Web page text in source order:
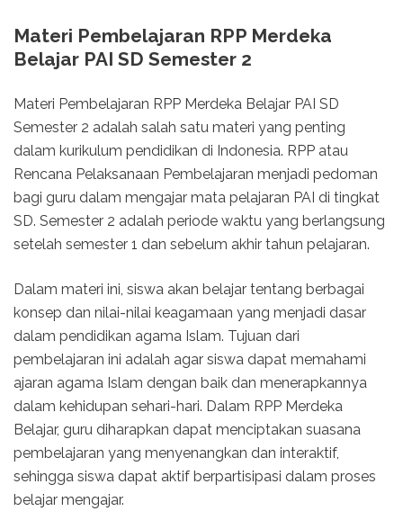
Materi Pembelajaran RPP Merdeka
Belajar PAI SD Semester 2
Materi Pembelajaran RPP Merdeka Belajar PAI SD
Semester 2 adalah salah satu materi yang penting
dalam kurikulum pendidikan di Indonesia. RPP atau
Rencana Pelaksanaan Pembelajaran menjadi pedoman
bagi guru dalam mengajar mata pelajaran PAI di tingkat
SD. Semester 2 adalah periode waktu yang berlangsung
setelah semester 1 dan sebelum akhir tahun pelajaran.
Dalam materi ini, siswa akan belajar tentang berbagai
konsep dan nilai-nilai keagamaan yang menjadi dasar
dalam pendidikan agama Islam. Tujuan dari
pembelajaran ini adalah agar siswa dapat memahami
ajaran agama Islam dengan baik dan menerapkannya
dalam kehidupan sehari-hari. Dalam RPP Merdeka
Belajar, guru diharapkan dapat menciptakan suasana
pembelajaran yang menyenangkan dan interaktif,
sehingga siswa dapat aktif berpartisipasi dalam proses
belajar mengajar.